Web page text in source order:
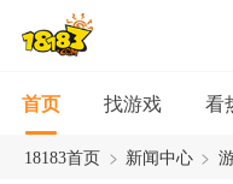
首页 找游戏 看
18183首页 > 新闻中心 >